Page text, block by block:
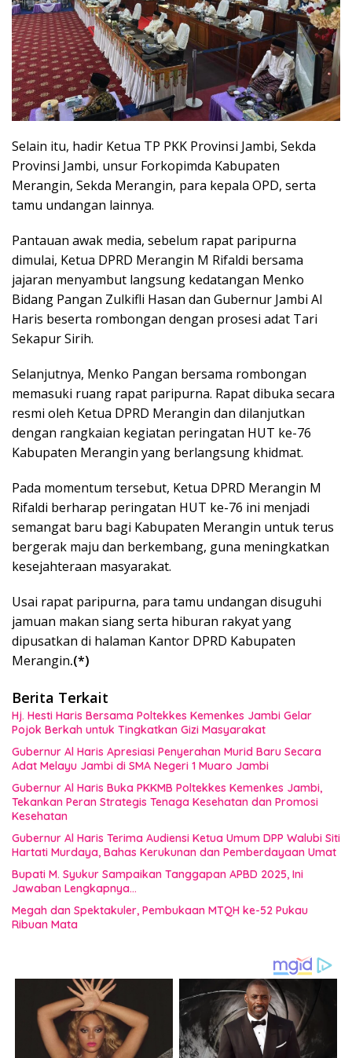
Selain itu, hadir Ketua TP PKK Provinsi Jambi, Sekda
Provinsi Jambi, unsur Forkopimda Kabupaten
Merangin, Sekda Merangin, para kepala OPD, serta
tamu undangan lainnya.
Pantauan awak media, sebelum rapat paripurna
dimulai, Ketua DPRD Merangin M Rifaldi bersama
jajaran menyambut langsung kedatangan Menko
Bidang Pangan Zulkifli Hasan dan Gubernur Jambi Al
Haris beserta rombongan dengan prosesi adat Tari
Sekapur Sirih.
Selanjutnya, Menko Pangan bersama rombongan
memasuki ruang rapat paripurna. Rapat dibuka secara
resmi oleh Ketua DPRD Merangin dan dilanjutkan
dengan rangkaian kegiatan peringatan HUT ke-76
Kabupaten Merangin yang berlangsung khidmat.
Pada momentum tersebut, Ketua DPRD Merangin M
Rifaldi berharap peringatan HUT ke-76 ini menjadi
semangat baru bagi Kabupaten Merangin untuk terus
bergerak maju dan berkembang, guna meningkatkan
kesejahteraan masyarakat.
Usai rapat paripurna, para tamu undangan disuguhi
jamuan makan siang serta hiburan rakyat yang
dipusatkan di halaman Kantor DPRD Kabupaten
Merangin.(*)
Berita Terkait
Hj. Hesti Haris Bersama Poltekkes Kemenkes Jambi Gelar
Pojok Berkah untuk Tingkatkan Gizi Masyarakat
Gubernur Al Haris Apresiasi Penyerahan Murid Baru Secara
Adat Melayu Jambi di SMA Negeri 1 Muaro Jambi
Gubernur Al Haris Buka PKKMB Poltekkes Kemenkes Jambi,
Tekankan Peran Strategis Tenaga Kesehatan dan Promosi
Kesehatan
Gubernur Al Haris Terima Audiensi Ketua Umum DPP Walubi Siti
Hartati Murdaya, Bahas Kerukunan dan Pemberdayaan Umat
Bupati M. Syukur Sampaikan Tanggapan APBD 2025, Ini
Jawaban Lengkapnya…
Megah dan Spektakuler, Pembukaan MTQH ke-52 Pukau
Ribuan Mata